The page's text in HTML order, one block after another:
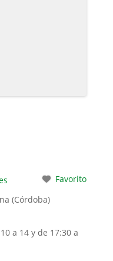
Favorito
(Córdoba)
a 14 y de 17:30 a